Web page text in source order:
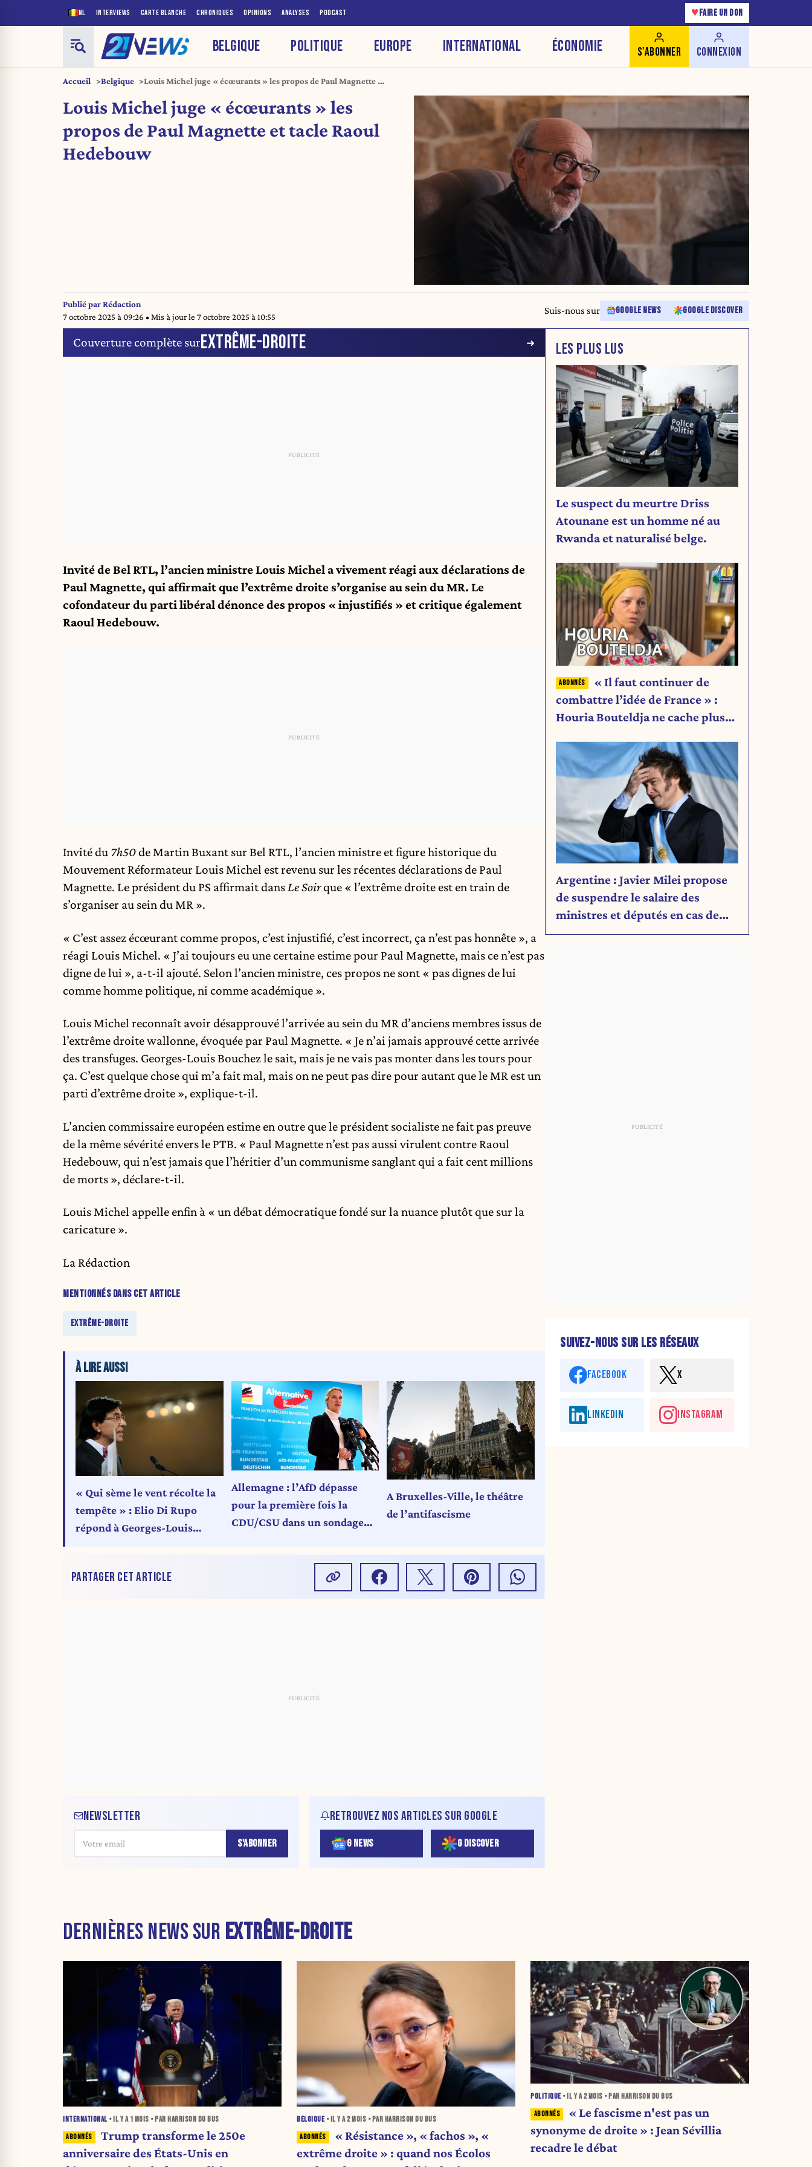
NL INTERVIEWS CARTE BLANCHE CHRONIQUES OPINIONS ANALYSES PODCAST ♥ FAIRE UN DON
BELGIQUE POLITIQUE EUROPE INTERNATIONAL ÉCONOMIE S'ABONNER CONNEXION
Accueil Belgique
Louis Michel juge « écœurants » les propos de Paul Magnette et
Louis Michel juge « écœurants » les
propos de Paul Magnette et tacle Raoul
Hedebouw
Publié parRédaction
7 octobre 2025 à 09:26 • Mis à jour le 7 octobre 2025 à 10:55
Suis-nous sur GOOGLE NEWS GOOGLE DISCOVER
Couverture complète surEXTRÊME-DROITE
Invité de Bel RTL, l’ancien ministre Louis Michel a vivement réagi aux déclarations de
Paul Magnette, qui affirmait que l’extrême droite s’organise au sein du MR. Le
cofondateur du parti libéral dénonce des propos « injustifiés » et critique également
Raoul Hedebouw.
Invité du 7h50de Martin Buxant sur Bel RTL, l’ancien ministre et figure historique du
Mouvement Réformateur Louis Michel est revenu sur les récentes déclarations de Paul
Magnette. Le président du PS affirmait dansLe Soirque « l’extrême droite est en train de
s’organiser au sein du MR ».
« C’est assez écœurant comme propos, c’est injustifié, c’est incorrect, ça n’est pas honnête », a
réagi Louis Michel. « J’ai toujours eu une certaine estime pour Paul Magnette, mais ce n’est pas
digne de lui », a-t-il ajouté. Selon l’ancien ministre, ces propos ne sont « pas dignes de lui
comme homme politique, ni comme académique ».
Louis Michel reconnaît avoir désapprouvé l’arrivée au sein du MR d’anciens membres issus de
l’extrême droite wallonne, évoquée par Paul Magnette. « Je n’ai jamais approuvé cette arrivée
des transfuges. Georges-Louis Bouchez le sait, mais je ne vais pas monter dans les tours pour
ça. C’est quelque chose qui m’a fait mal, mais on ne peut pas dire pour autant que le MR est un
parti d’extrême droite », explique-t-il.
L’ancien commissaire européen estime en outre que le président socialiste ne fait pas preuve
de la même sévérité envers le PTB. « Paul Magnette n’est pas aussi virulent contre Raoul
Hedebouw, qui n’est jamais que l’héritier d’un communisme sanglant qui a fait cent millions
de morts », déclare-t-il.
Louis Michel appelle enfin à « un débat démocratique fondé sur la nuance plutôt que sur la
caricature ».
La Rédaction
MENTIONNÉS DANS CET ARTICLE
EXTRÊME-DROITE
À LIRE AUSSI
« Qui sème le vent récolte la
tempête » : Elio Di Rupo
répond à Georges-Louis
MR
Allemagne : l’AfD dépasse
pour la première fois la
CDU/CSU dans un sondage
A Bruxelles-Ville, le théâtre
de l’antifascisme
PARTAGER CET ARTICLE
NEWSLETTER
S'ABONNER
RETROUVEZ NOS ARTICLES SUR GOOGLE
G NEWS G DISCOVER
LES PLUS LUS
Le suspect du meurtre Driss
Atounane est un homme né au
Rwanda et naturalisé belge.
« Il faut continuer de
combattre l’idée de France » :
Houria Bouteldja ne cache plus
Argentine : Javier Milei propose
de suspendre le salaire des
ministres et députés en cas de
déficit budgétaire
SUIVEZ-NOUS SUR LES RÉSEAUX
FACEBOOK X
LINKEDIN INSTAGRAM
DERNIÈRES NEWS SUR EXTRÊME-DROITE
INTERNATIONAL • IL Y A 1 MOIS • PAR HARRISON DU BUS
Trump transforme le 250e
anniversaire des États-Unis en
BELGIQUE • IL Y A2 MOIS • PAR HARRISON DU BUS
« Résistance », « fachos », «
extrême droite » : quand nos Écolos
POLITIQUE • IL Y A2 MOIS • PAR HARRISON DU BUS
« Le fascisme n'est pas un
synonyme de droite » : Jean Sévillia
recadre le débat